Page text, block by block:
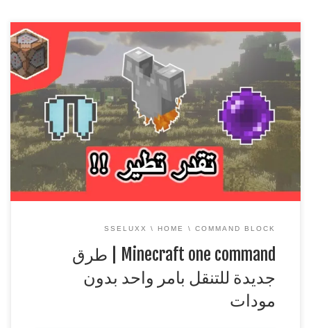
Minecraft one command | طرق جديدة للتنقل بامر واحد بدون
===============================================
== تحديث 1.10 شكرا لكم على المشاهدة ويا ريت نقدر نوصل
1000 لايك n_n اكتب وش افضل طريقة اعجبتك n_n وياريت
تنشرون هاشتاق : #دعمSsEluxX
قناة مصمم لوقو وبنر القناة |
YEGO DESIGNS ɢғx
https://www.youtube.com/channel/UCG0mAp5h2l0aPYhi8lP
[…]
COMMAND BLOCK
HOME
SSELUXX
Minecraft one command | طرق
جديدة للتنقل بامر واحد بدون
مودات